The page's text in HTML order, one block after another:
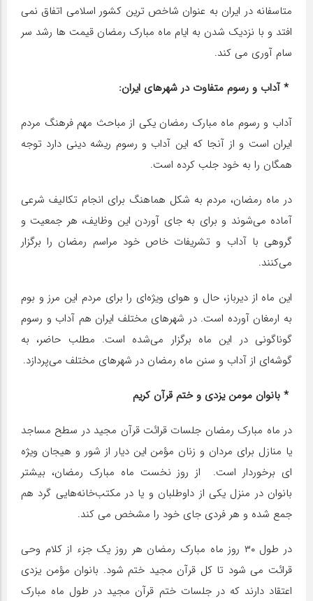
متاسفانه در ایران به عنوان شاخص ترین کشور اسلامی اتفاق نمی
افتد و با نزدیک شدن به ایام ماه مبارک رمضان قیمت ها رشد سر
سام آوری می کند.
* آداب و رسوم متفاوت در شهرهای ایران:
آداب و رسوم ماه مبارک رمضان یکی از مباحث مهم فرهنگ مردم
ایران است و از آنجا که این آداب و رسوم ریشه دینی دارد توجه
همگان را به خود جلب کرده است.
در ماه رمضان، مردم به شکل هماهنگ برای انجام تکالیف شرعی
آماده می‌شوند و برای به جای آوردن این وظایف، هر جمعیت و
گروهی با آداب و تشریفات خاص خود مراسم رمضان را برگزار
می‌کنند.
این ماه از دیرباز، حال و هوای ویژه‌ای را برای مردم این مرز و بوم
به ارمغان آورده است. در شهرهای مختلف ایران هم آداب و رسوم
گوناگونی در این ماه برگزار می‌شده است. مطلب حاضر، به
گوشه‌ای از آداب و سنن ماه رمضان در شهرهای مختلف می‌پردازد.
* بانوان مومن یزدی و ختم قرآن کریم
در ماه مبارک رمضان جلسات قرائت قرآن مجید در سطح مساجد
یا منازل برای مردان و زنان مؤمن این دیار از شور و هیجان ویژه
ای برخوردار است. از روز نخست ماه مبارک رمضان، بیشتر
بانوان در منزل یکی از داوطلبان و یا در مکتب‌خانه‌هایی گرد هم
جمع شده و هر فردی جای خود را مشخص می کند.
در طول ۳۰ روز ماه مبارک رمضان هر روز یک جزء از کلام وحی
قرائت می شود تا کل قرآن مجید ختم شود. بانوان مؤمن یزدی
اعتقاد دارند که در جلسات ختم قرآن مجید در طول ماه مبارک